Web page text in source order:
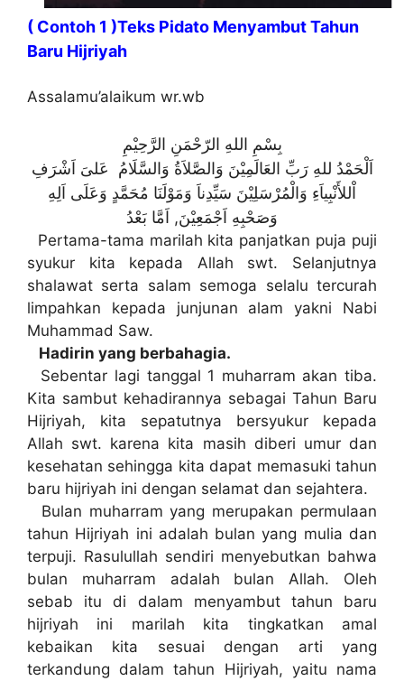
( Contoh 1 )Teks Pidato Menyambut Tahun
Baru Hijriyah
Assalamu’alaikum wr.wb
بِسْمِ اللهِ الرّحْمَنِ الرَّحِيْمِ
اَلْحَمْدُ للهِ رَبِّ العَالَمِيْنَ وَالصَّلاَةُ وَالسَّلَامُ عَلىَ اَشْرَفِ
اْللأَنْبِياَءِ وَالْمُرْسَلِيْنَ سَيِّدِناَ وَمَوْلَنَا مُحَمَّدٍ وَعَلَى اَلِهِ
وَصَحْبِهِ اَجْمَعِيْنَ, اَمَّا بَعْدُ
Pertama-tama marilah kita panjatkan puja puji
syukur kita kepada Allah swt. Selanjutnya
shalawat serta salam semoga selalu tercurah
limpahkan kepada junjunan alam yakni Nabi
Muhammad Saw.
Hadirin yang berbahagia.
Sebentar lagi tanggal 1 muharram akan tiba.
Kita sambut kehadirannya sebagai Tahun Baru
Hijriyah, kita sepatutnya bersyukur kepada
Allah swt. karena kita masih diberi umur dan
kesehatan sehingga kita dapat memasuki tahun
baru hijriyah ini dengan selamat dan sejahtera.
Bulan muharram yang merupakan permulaan
tahun Hijriyah ini adalah bulan yang mulia dan
terpuji. Rasulullah sendiri menyebutkan bahwa
bulan muharram adalah bulan Allah. Oleh
sebab itu di dalam menyambut tahun baru
hijriyah ini marilah kita tingkatkan amal
kebaikan kita sesuai dengan arti yang
terkandung dalam tahun Hijriyah, yaitu nama